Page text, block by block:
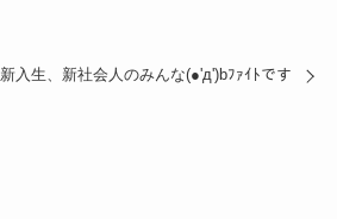
新入生、新社会人のみんな(●'д')bﾌｧｲﾄです